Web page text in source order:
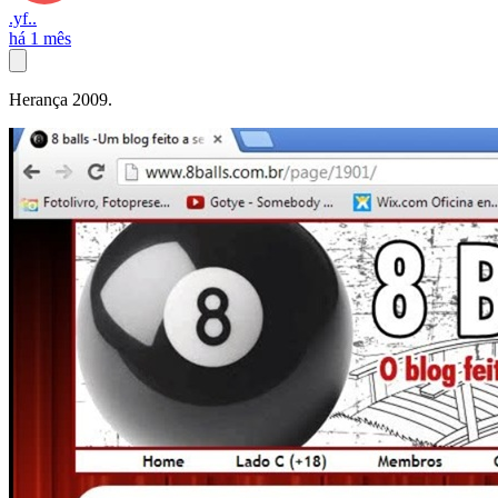
.yf..
há 1 mês
Herança 2009.